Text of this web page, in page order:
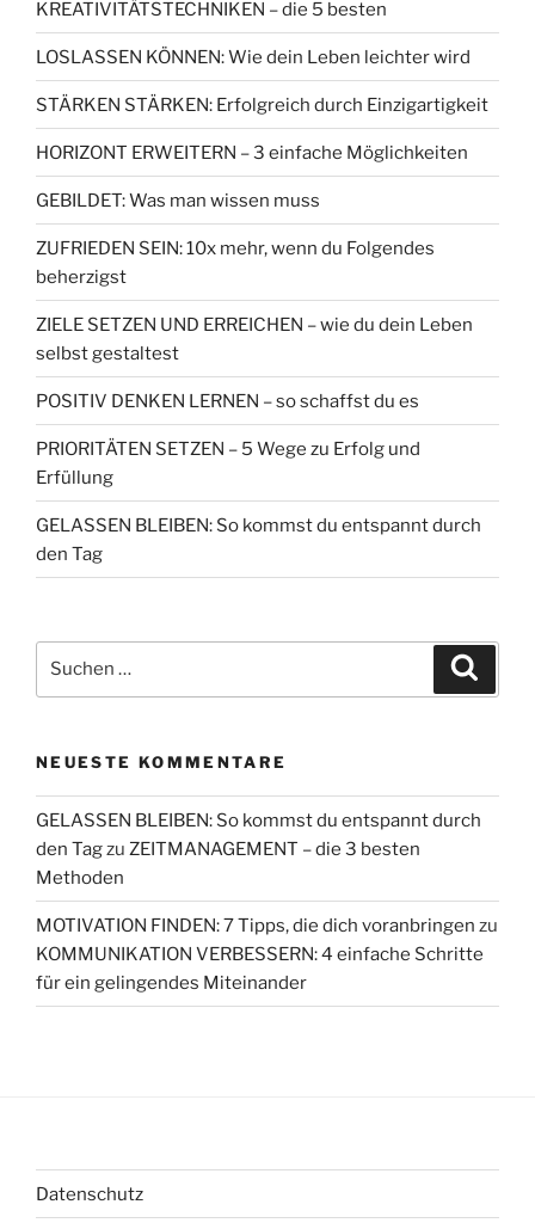
KREATIVITÄTSTECHNIKEN – die 5 besten
LOSLASSEN KÖNNEN: Wie dein Leben leichter wird
STÄRKEN STÄRKEN: Erfolgreich durch Einzigartigkeit
HORIZONT ERWEITERN – 3 einfache Möglichkeiten
GEBILDET: Was man wissen muss
ZUFRIEDEN SEIN: 10x mehr, wenn du Folgendes
beherzigst
ZIELE SETZEN UND ERREICHEN – wie du dein Leben
selbst gestaltest
POSITIV DENKEN LERNEN – so schaffst du es
PRIORITÄTEN SETZEN – 5 Wege zu Erfolg und
Erfüllung
GELASSEN BLEIBEN: So kommst du entspannt durch
den Tag
nach:
NEUESTE KOMMENTARE
GELASSEN BLEIBEN: So kommst du entspannt durch
den Tagzu ZEITMANAGEMENT – die 3 besten
Methoden
MOTIVATION FINDEN: 7 Tipps, die dich voranbringen zu
KOMMUNIKATION VERBESSERN: 4 einfache Schritte
für ein gelingendes Miteinander
Datenschutz